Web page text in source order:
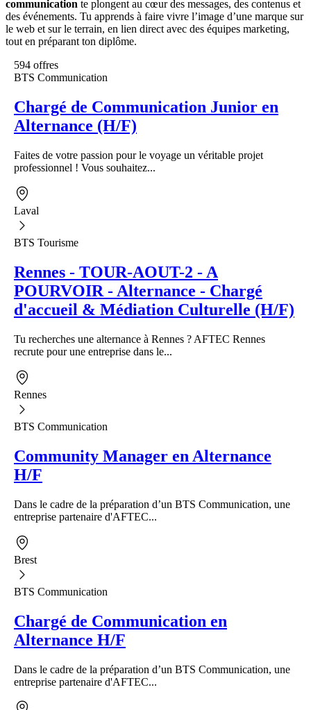
communication te plongent au cœur des messages, des contenus et
des événements. Tu apprends à faire vivre l’image d’une marque sur
le web et sur le terrain, en lien direct avec des équipes marketing,
tout en préparant ton diplôme.
594 offres
BTS Communication
Chargé de Communication Junior en
Alternance (H/F)
Faites de votre passion pour le voyage un véritable projet
professionnel ! Vous souhaitez...
Laval
BTS Tourisme
Rennes - TOUR-AOUT-2 - A
POURVOIR - Alternance - Chargé
d'accueil & Médiation Culturelle (H/F)
Tu recherches une alternance à Rennes ? AFTEC Rennes
recrute pour une entreprise dans le...
Rennes
BTS Communication
Community Manager en Alternance
H/F
Dans le cadre de la préparation d’un BTS Communication, une
entreprise partenaire d'AFTEC...
Brest
BTS Communication
Chargé de Communication en
Alternance H/F
Dans le cadre de la préparation d’un BTS Communication, une
entreprise partenaire d'AFTEC...